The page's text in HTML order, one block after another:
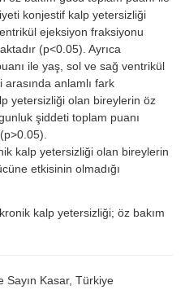
konjestif kalp yetersizliği
ejeksiyon fraksiyonu
(p<0.05). Ayrıca
ile yaş, sol ve sağ ventrikül
anlamlı fark
yetersizliği olan bireylerin öz
şiddeti toplam puanı
kalp yetersizliği olan bireylerin
etkisinin olmadığı
kalp yetersizliği; öz bakım
Sayın Kasar, Türkiye